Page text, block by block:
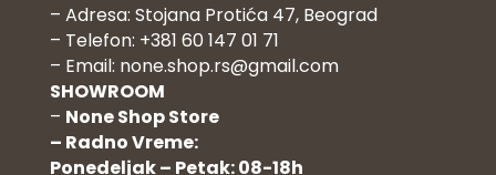
– Adresa: Stojana Protića 47, Beograd
– Telefon: +381 60 147 01 71
– Email: none.shop.rs@gmail.com
SHOWROOM
– None Shop Store
– Radno Vreme:
Ponedeljak – Petak: 08-18h